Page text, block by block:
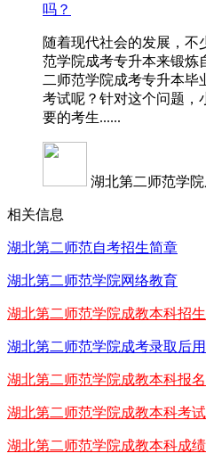
吗？
随着现代社会的发展，不
范学院成考专升本来锻炼
二师范学院成考专升本毕
考试呢？针对这个问题，
要的考生......
湖北第二师范学
相关信息
湖北第二师范自考招生简章
湖北第二师范学院网络教育
湖北第二师范学院成教本科招
湖北第二师范学院成考录取后
湖北第二师范学院成教本科报
湖北第二师范学院成教本科考
湖北第二师范学院成教本科成